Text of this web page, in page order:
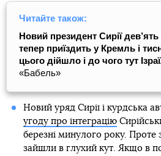
Читайте також:
Новий президент Сирії
тепер приїздить у Кремль і
цього дійшло і до чого тут
«Бабель»
Новий уряд Сирії і курдська
угоду про інтеграцію
березні минулого року.
зайшли в глухий кут. Якщо в